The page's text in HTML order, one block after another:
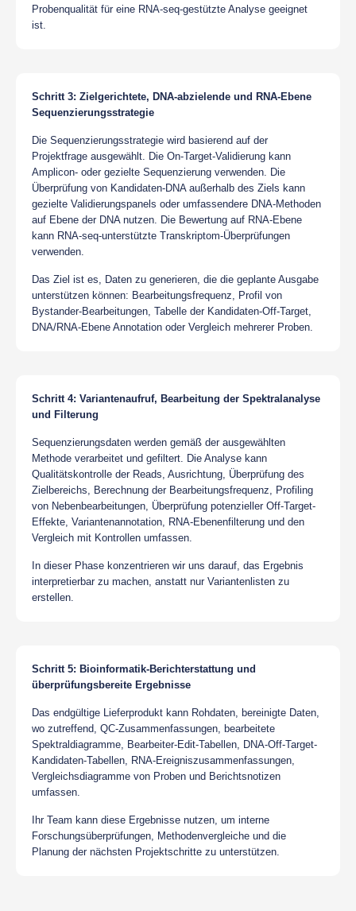
Probenqualität für eine RNA-seq-gestützte Analyse geeignet
ist.
Schritt 3: Zielgerichtete, DNA-abzielende und RNA-Ebene
Sequenzierungsstrategie
Die Sequenzierungsstrategie wird basierend auf der
Projektfrage ausgewählt. Die On-Target-Validierung kann
Amplicon- oder gezielte Sequenzierung verwenden. Die
Überprüfung von Kandidaten-DNA außerhalb des Ziels kann
gezielte Validierungspanels oder umfassendere DNA-Methoden
auf Ebene der DNA nutzen. Die Bewertung auf RNA-Ebene
kann RNA-seq-unterstützte Transkriptom-Überprüfungen
verwenden.
Das Ziel ist es, Daten zu generieren, die die geplante Ausgabe
unterstützen können: Bearbeitungsfrequenz, Profil von
Bystander-Bearbeitungen, Tabelle der Kandidaten-Off-Target,
DNA/RNA-Ebene Annotation oder Vergleich mehrerer Proben.
Schritt 4: Variantenaufruf, Bearbeitung der Spektralanalyse
und Filterung
Sequenzierungsdaten werden gemäß der ausgewählten
Methode verarbeitet und gefiltert. Die Analyse kann
Qualitätskontrolle der Reads, Ausrichtung, Überprüfung des
Zielbereichs, Berechnung der Bearbeitungsfrequenz, Profiling
von Nebenbearbeitungen, Überprüfung potenzieller Off-Target-
Effekte, Variantenannotation, RNA-Ebenenfilterung und den
Vergleich mit Kontrollen umfassen.
In dieser Phase konzentrieren wir uns darauf, das Ergebnis
interpretierbar zu machen, anstatt nur Variantenlisten zu
erstellen.
Schritt 5: Bioinformatik-Berichterstattung und
überprüfungsbereite Ergebnisse
Das endgültige Lieferprodukt kann Rohdaten, bereinigte Daten,
wo zutreffend, QC-Zusammenfassungen, bearbeitete
Spektraldiagramme, Bearbeiter-Edit-Tabellen, DNA-Off-Target-
Kandidaten-Tabellen, RNA-Ereigniszusammenfassungen,
Vergleichsdiagramme von Proben und Berichtsnotizen
umfassen.
Ihr Team kann diese Ergebnisse nutzen, um interne
Forschungsüberprüfungen, Methodenvergleiche und die
Planung der nächsten Projektschritte zu unterstützen.